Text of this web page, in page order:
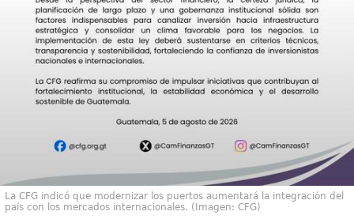
La CFG indicó que modernizar los puertos aumentará la integración del
país con los mercados internacionales. (Imagen: CFG)